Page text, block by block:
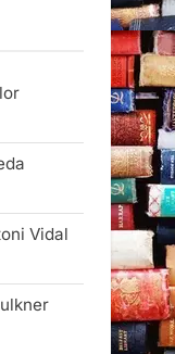
Vidal